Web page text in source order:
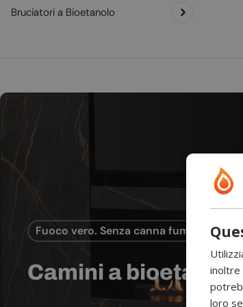
Bruciatori a Bioetanolo
Fuoco vero. Senza canna fumaria.
Camini a bioetanolo
inoltre
loro